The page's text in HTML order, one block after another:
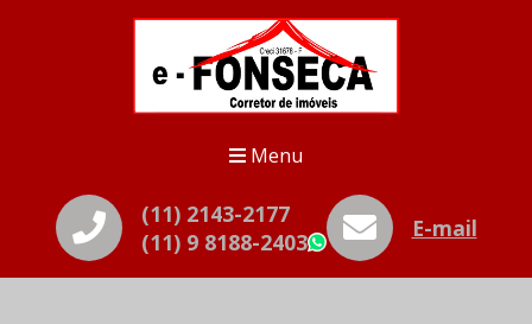
Menu
(11) 2143-2177
(11) 9 8188-2403
WhatsApp
E-mail